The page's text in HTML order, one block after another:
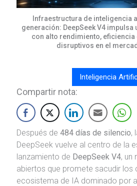
Infraestructura de inteligencia
generación: DeepSeek V4 impulsa
con alto rendimiento, eficiencia
disruptivos en el
Inteligencia
Compartir nota:
Después de 484 días de silencio,
DeepSeekvuelve al centro de la
lanzamiento de DeepSeek V4, un
abiertos que promete sacudir los
ecosistema de IA dominado por